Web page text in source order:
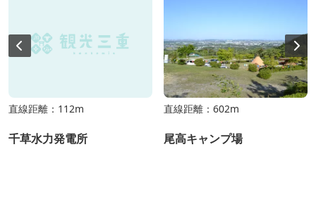
直線距離：112m
千草水力発電所
直線距離：602m
尾高キャンプ場